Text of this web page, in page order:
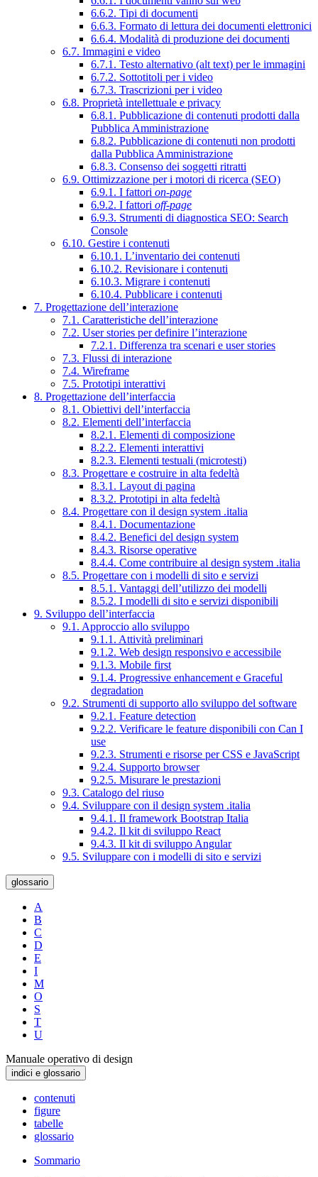
6.6.2. Tipi di documenti
6.6.3. Formato di lettura dei documenti elettronici
6.6.4. Modalità di produzione dei documenti
6.7. Immagini e video
6.7.1. Testo alternativo (alt text) per le immagini
6.7.2. Sottotitoli per i video
6.7.3. Trascrizioni per i video
6.8. Proprietà intellettuale e privacy
6.8.1. Pubblicazione di contenuti prodotti dalla
Pubblica Amministrazione
6.8.2. Pubblicazione di contenuti non prodotti
dalla Pubblica Amministrazione
6.8.3. Consenso dei soggetti ritratti
6.9. Ottimizzazione per i motori di ricerca (SEO)
6.9.1. I fattori on-page
6.9.2. I fattori off-page
6.9.3. Strumenti di diagnostica SEO: Search
Console
6.10. Gestire i contenuti
6.10.1. L’inventario dei contenuti
6.10.2. Revisionare i contenuti
6.10.3. Migrare i contenuti
6.10.4. Pubblicare i contenuti
7. Progettazione dell’interazione
7.1. Caratteristiche dell’interazione
7.2. User stories per definire l’interazione
7.2.1. Differenza tra scenari e user stories
7.3. Flussi di interazione
7.4. Wireframe
7.5. Prototipi interattivi
8. Progettazione dell’interfaccia
8.1. Obiettivi dell’interfaccia
8.2. Elementi dell’interfaccia
8.2.1. Elementi di composizione
8.2.2. Elementi interattivi
8.2.3. Elementi testuali (microtesti)
8.3. Progettare e costruire in alta fedeltà
8.3.1. Layout di pagina
8.3.2. Prototipi in alta fedeltà
8.4. Progettare con il design system .italia
8.4.1. Documentazione
8.4.2. Benefici del design system
8.4.3. Risorse operative
8.4.4. Come contribuire al design system .italia
8.5. Progettare con i modelli di sito e servizi
8.5.1. Vantaggi dell’utilizzo dei modelli
8.5.2. I modelli di sito e servizi disponibili
9. Sviluppo dell’interfaccia
9.1. Approccio allo sviluppo
9.1.1. Attività preliminari
9.1.2. Web design responsivo e accessibile
9.1.3. Mobile first
9.1.4. Progressive enhancement e Graceful
degradation
9.2. Strumenti di supporto allo sviluppo del software
9.2.1. Feature detection
9.2.2. Verificare le feature disponibili con Can I
use
9.2.3. Strumenti e risorse per CSS e JavaScript
9.2.4. Supporto browser
9.2.5. Misurare le prestazioni
9.3. Catalogo del riuso
9.4. Sviluppare con il design system .italia
9.4.1. Il framework Bootstrap Italia
9.4.2. Il kit di sviluppo React
9.4.3. Il kit di sviluppo Angular
9.5. Sviluppare con i modelli di sito e servizi
glossario
A
B
C
D
E
I
M
O
S
T
U
Manuale operativo di design
indici e glossario
contenuti
figure
tabelle
glossario
Sommario